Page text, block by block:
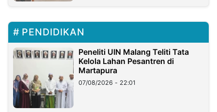
PENDIDIKAN
Peneliti UIN Malang Teliti Tata
Kelola Lahan Pesantren di
Martapura
07/08/2026 - 22:01